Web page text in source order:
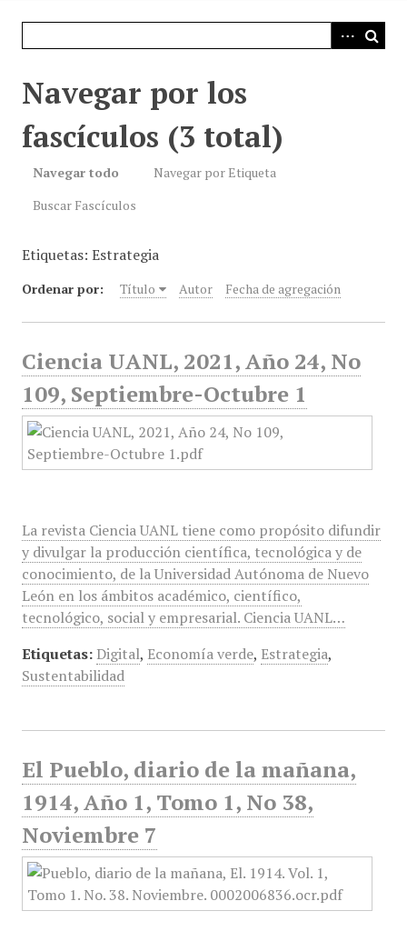
Navegar por los
fascículos (3 total)
Navegar todo
Navegar por Etiqueta
Buscar Fascículos
Etiquetas: Estrategia
Ordenar por: Título Autor Fecha de agregación
Ciencia UANL, 2021, Año 24, No
109, Septiembre-Octubre 1
La revista Ciencia UANL tiene como propósito difundir
y divulgar la producción científica, tecnológica y de
conocimiento, de la Universidad Autónoma de Nuevo
León en los ámbitos académico, científico,
tecnológico, social y empresarial. Ciencia UANL…
Etiquetas: Digital, Economía verde, Estrategia,
Sustentabilidad
El Pueblo, diario de la mañana,
1914, Año 1, Tomo 1, No 38,
Noviembre 7